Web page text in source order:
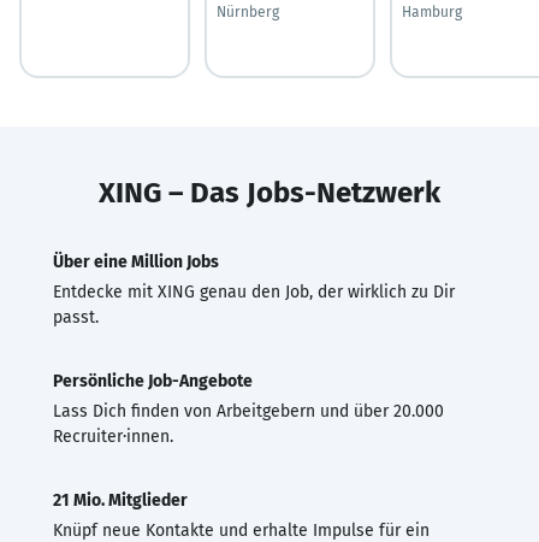
Nürnberg
Hamburg
XING – Das Jobs-Netzwerk
Über eine Million Jobs
Entdecke mit XING genau den Job, der wirklich zu Dir
passt.
Persönliche Job-Angebote
Lass Dich finden von Arbeitgebern und über 20.000
Recruiter·innen.
21 Mio. Mitglieder
Knüpf neue Kontakte und erhalte Impulse für ein